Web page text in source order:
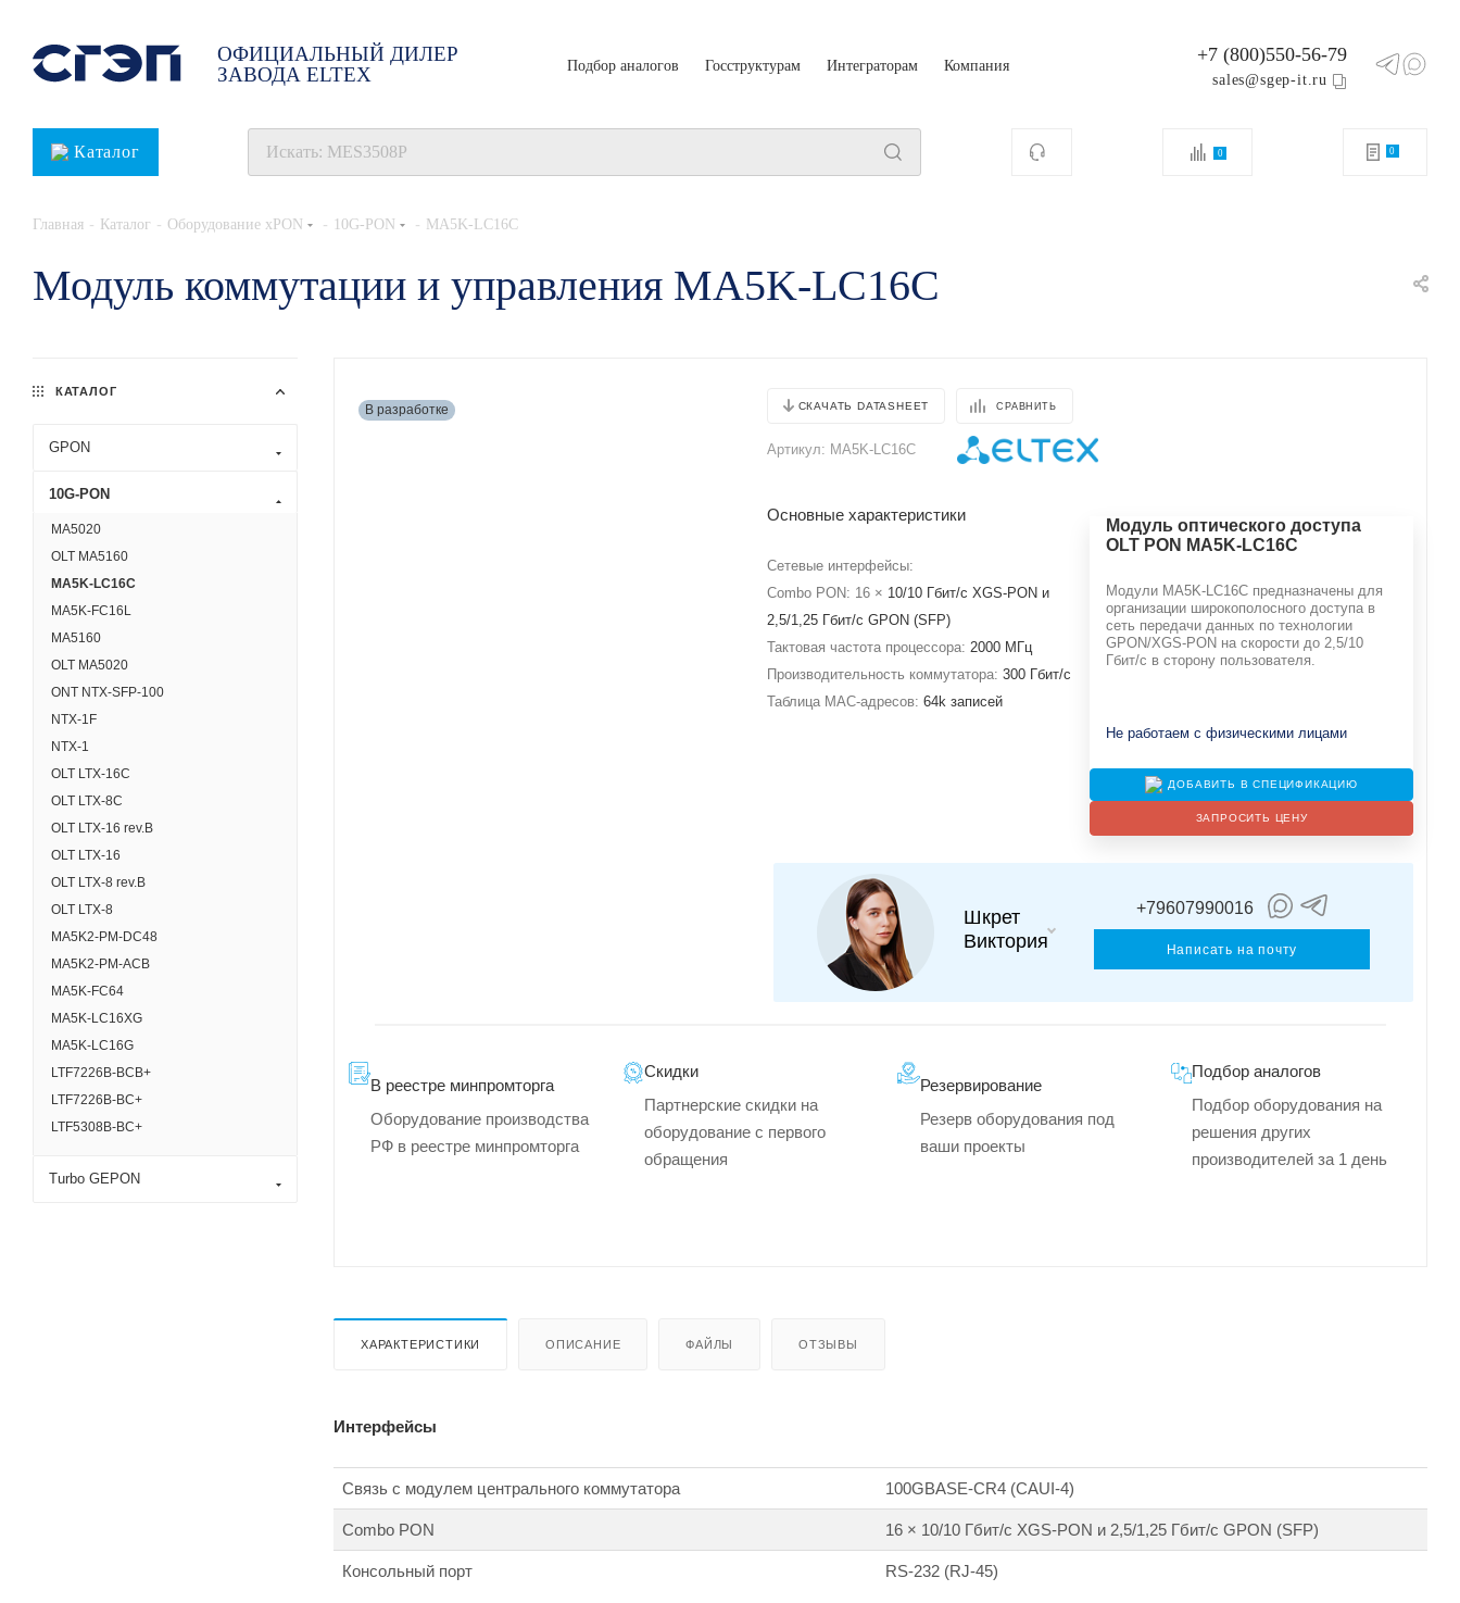
ОФИЦИАЛЬНЫЙ ДИЛЕР
ЗАВОДА ELTEX
Подбор аналогов Госструктурам Интеграторам Компания +7 (800)550-56-79
sales@sgep-it.ru
Каталог 0 0
Главная - Каталог - Оборудование xPON - 10G-PON - MA5K-LC16С
Модуль коммутации и управления MA5K-LC16С
В разработке СКАЧАТЬ DATASHEET СРАВНИТЬ
Артикул: MA5K-LC16С
Основные характеристики
Сетевые интерфейсы:
Combo PON: 16 × 10/10 Гбит/c XGS-PON и
2,5/1,25 Гбит/c GPON (SFP)
Тактовая частота процессора: 2000 МГц
Производительность коммутатора: 300 Гбит/с
Таблица MAC-адресов: 64k записей
Модуль оптического доступа
OLT PON MA5K-LC16С
Модули MA5K-LC16C предназначены для
организации широкополосного доступа в
сеть передачи данных по технологии
GPON/XGS-PON на скорости до 2,5/10
Гбит/с в сторону пользователя.
Не работаем с физическими лицами
ДОБАВИТЬ В СПЕЦИФИКАЦИЮ
ЗАПРОСИТЬ ЦЕНУ
Шкрет
Виктория
+79607990016
Написать на почту
В реестре минпромторга
Оборудование производства
РФ в реестре минпромторга
Скидки
Партнерские скидки на
оборудование с первого
обращения
Резервирование
Резерв оборудования под
ваши проекты
Подбор аналогов
Подбор оборудования на
решения других
производителей за 1 день
ХАРАКТЕРИСТИКИ ОПИСАНИЕ ФАЙЛЫ ОТЗЫВЫ
Интерфейсы
Связь с модулем центрального коммутатора 100GBASE-CR4 (CAUI-4)
Combo PON 16 × 10/10 Гбит/с XGS-PON и 2,5/1,25 Гбит/с GPON (SFP)
Консольный порт RS-232 (RJ-45)
КАТАЛОГ
GPON
10G-PON
MA5020
OLT MA5160
MA5K-LC16С
MA5K-FC16L
MA5160
OLT MA5020
ONT NTX-SFP-100
NTX-1F
NTX-1
OLT LTX-16C
OLT LTX-8C
OLT LTX-16 rev.B
OLT LTX-16
OLT LTX-8 rev.B
OLT LTX-8
МA5K2-PM-DC48
MA5K2-PM-ACB
MA5K-FC64
MA5K-LC16XG
MA5K-LC16G
LTF7226B-BCB+
LTF7226B-BC+
LTF5308B-BC+
Turbo GEPON